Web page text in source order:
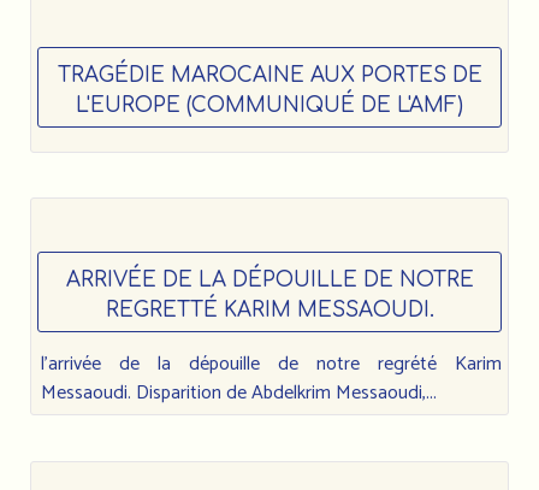
TRAGÉDIE MAROCAINE AUX PORTES DE
L'EUROPE (COMMUNIQUÉ DE L'AMF)
ARRIVÉE DE LA DÉPOUILLE DE NOTRE
REGRETTÉ KARIM MESSAOUDI.
l’arrivée de la dépouille de notre regrété Karim
Messaoudi. Disparition de Abdelkrim Messaoudi,...